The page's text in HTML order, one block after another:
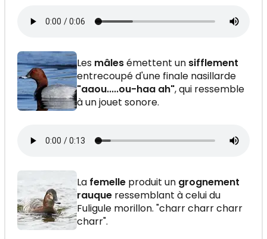
Les mâlesémettent un sifflement
entrecoupé d'une finale nasillarde
"aaou.....ou-haa ah", qui ressemble
à un jouet sonore.
La femelle produit un grognement
rauque ressemblant à celui du
Fuligule morillon. "charr charr charr
charr".